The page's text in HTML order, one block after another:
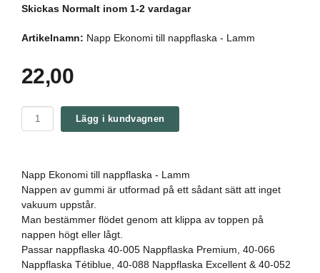
Skickas Normalt inom 1-2 vardagar
Artikelnamn: Napp Ekonomi till nappflaska - Lamm
22,00
Lägg i kundvagnen
Napp Ekonomi till nappflaska - Lamm
Nappen av gummi är utformad på ett sådant sätt att inget
vakuum uppstår.
Man bestämmer flödet genom att klippa av toppen på
nappen högt eller lågt.
Passar nappflaska 40-005 Nappflaska Premium, 40-066
Nappflaska Tétiblue, 40-088 Nappflaska Excellent & 40-052